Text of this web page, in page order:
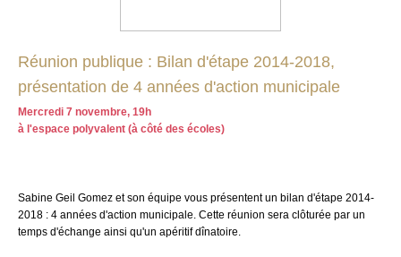
Réunion publique : Bilan d'étape 2014-2018,
présentation de 4 années d'action municipale
Mercredi 7 novembre, 19h
à l'espace polyvalent (à côté des écoles)
Sabine Geil Gomez et son équipe vous présentent un bilan d'étape 2014-
2018 : 4 années d'action municipale. Cette réunion sera clôturée par un
temps d'échange ainsi qu'un apéritif dînatoire.